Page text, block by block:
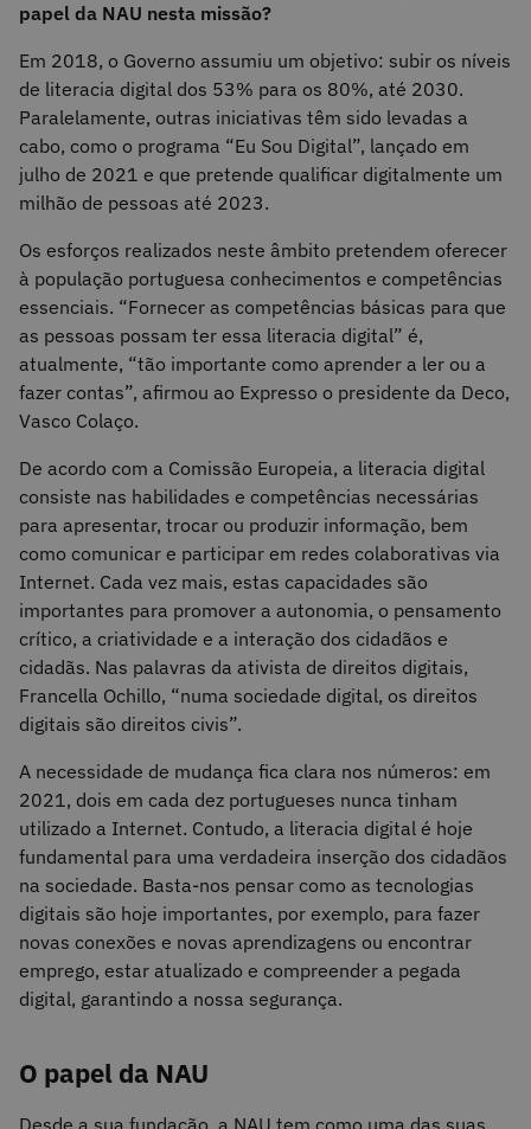
papel da NAU nesta missão?
Em 2018, o Governo assumiu um objetivo: subir os níveis
de literacia digital dos 53% para os 80%, até 2030.
Paralelamente, outras iniciativas têm sido levadas a
cabo, como o programa “Eu Sou Digital”, lançado em
julho de 2021 e que pretende qualificar digitalmente um
milhão de pessoas até 2023.
Os esforços realizados neste âmbito pretendem oferecer
à população portuguesa conhecimentos e competências
essenciais. “Fornecer as competências básicas para que
as pessoas possam ter essa literacia digital” é,
atualmente, “tão importante como aprender a ler ou a
fazer contas”, afirmou ao Expresso o presidente da Deco,
Vasco Colaço.
De acordo com a Comissão Europeia, a literacia digital
consiste nas habilidades e competências necessárias
para apresentar, trocar ou produzir informação, bem
como comunicar e participar em redes colaborativas via
Internet. Cada vez mais, estas capacidades são
importantes para promover a autonomia, o pensamento
crítico, a criatividade e a interação dos cidadãos e
cidadãs. Nas palavras da ativista de direitos digitais,
Francella Ochillo, “numa sociedade digital, os direitos
digitais são direitos civis”.
A necessidade de mudança fica clara nos números: em
2021, dois em cada dez portugueses nunca tinham
utilizado a Internet. Contudo, a literacia digital é hoje
fundamental para uma verdadeira inserção dos cidadãos
na sociedade. Basta-nos pensar como as tecnologias
digitais são hoje importantes, por exemplo, para fazer
novas conexões e novas aprendizagens ou encontrar
emprego, estar atualizado e compreender a pegada
digital, garantindo a nossa segurança.
O papel da NAU